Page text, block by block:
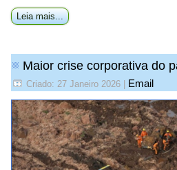
Leia mais...
Maior crise corporativa do
Criado: 27 Janeiro 2026 Email